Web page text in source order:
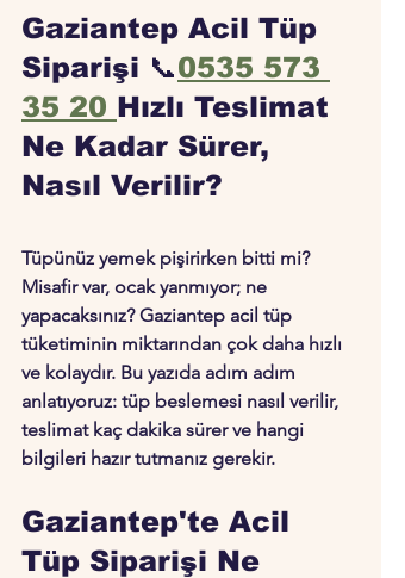
Gaziantep Acil Tüp
Siparişi 📞0535 573
35 20 Hızlı Teslimat
Ne Kadar Sürer,
Nasıl Verilir?
Tüpünüz yemek pişirirken bitti mi?
Misafir var, ocak yanmıyor; ne
yapacaksınız? Gaziantep acil tüp
tüketiminin miktarından çok daha hızlı
ve kolaydır. Bu yazıda adım adım
anlatıyoruz: tüp beslemesi nasıl verilir,
teslimat kaç dakika sürer ve hangi
bilgileri hazır tutmanız gerekir.
Gaziantep'te Acil
Tüp Siparişi Ne